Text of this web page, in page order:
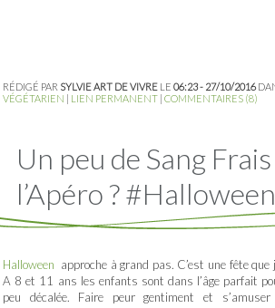
RÉDIGÉ PAR SYLVIE ART DE VIVRE LE 06:23 - 27/10/2016
VÉGÉTARIEN
LIEN PERMANENT COMMENTAIRES (8)
Un peu de Sang
l’Apéro ? #Halloween
Halloween approche à grand pas. C’est une fête que
A 8 et 11 ans les enfants sont dans l’âge parfait
peu décalée. Faire peur gentiment et